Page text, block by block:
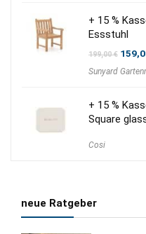
+ 15 %
Essstuhl
199,00€
war:
Sunyard
+ 15 %
Square
Cosi
neue Ratgeber